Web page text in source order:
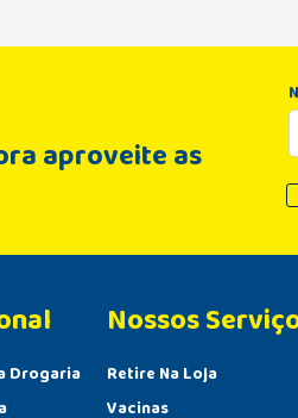
aproveite as
Drogaria
Retire Na Loja
Vacinas